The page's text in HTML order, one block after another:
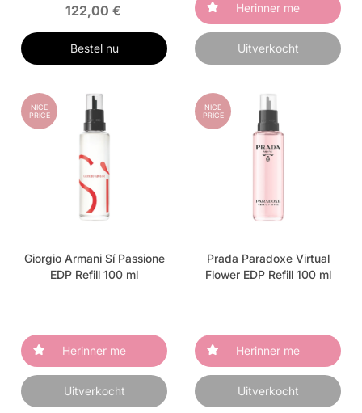
122,00 €
Bestel nu
Herinner me
Uitverkocht
NICE
PRICE
Giorgio Armani Sí Passione
EDP Refill 100 ml
Herinner me
Uitverkocht
NICE
PRICE
Prada Paradoxe Virtual
Flower EDP Refill 100 ml
Herinner me
Uitverkocht